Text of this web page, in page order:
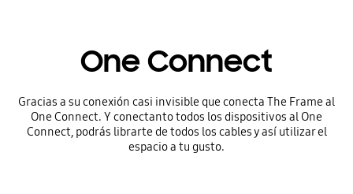
One Connect
Gracias a su conexión casi invisible que conecta The Frame al
One Connect. Y conectanto todos los dispositivos al One
Connect, podrás librarte de todos los cables y así utilizar el
espacio a tu gusto.